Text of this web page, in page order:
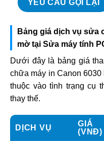
Bảng giá dịch vụ sửa
mờ tại Sửa máy tính
Dưới đây là bảng giá
chữa máy in Canon
thuộc vào tình trạng cụ
thay thế.
DỊCH VỤ
GIÁ
(VNĐ)